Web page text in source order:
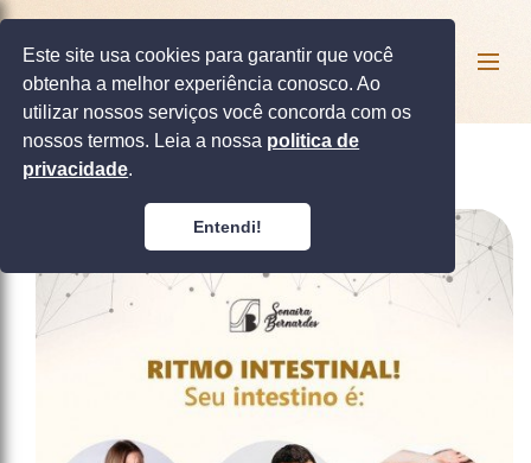
Este site usa cookies para garantir que você
obtenha a melhor experiência conosco. Ao
utilizar nossos serviços você concorda com os
nossos termos. Leia a nossa politica de
privacidade.
Entendi!